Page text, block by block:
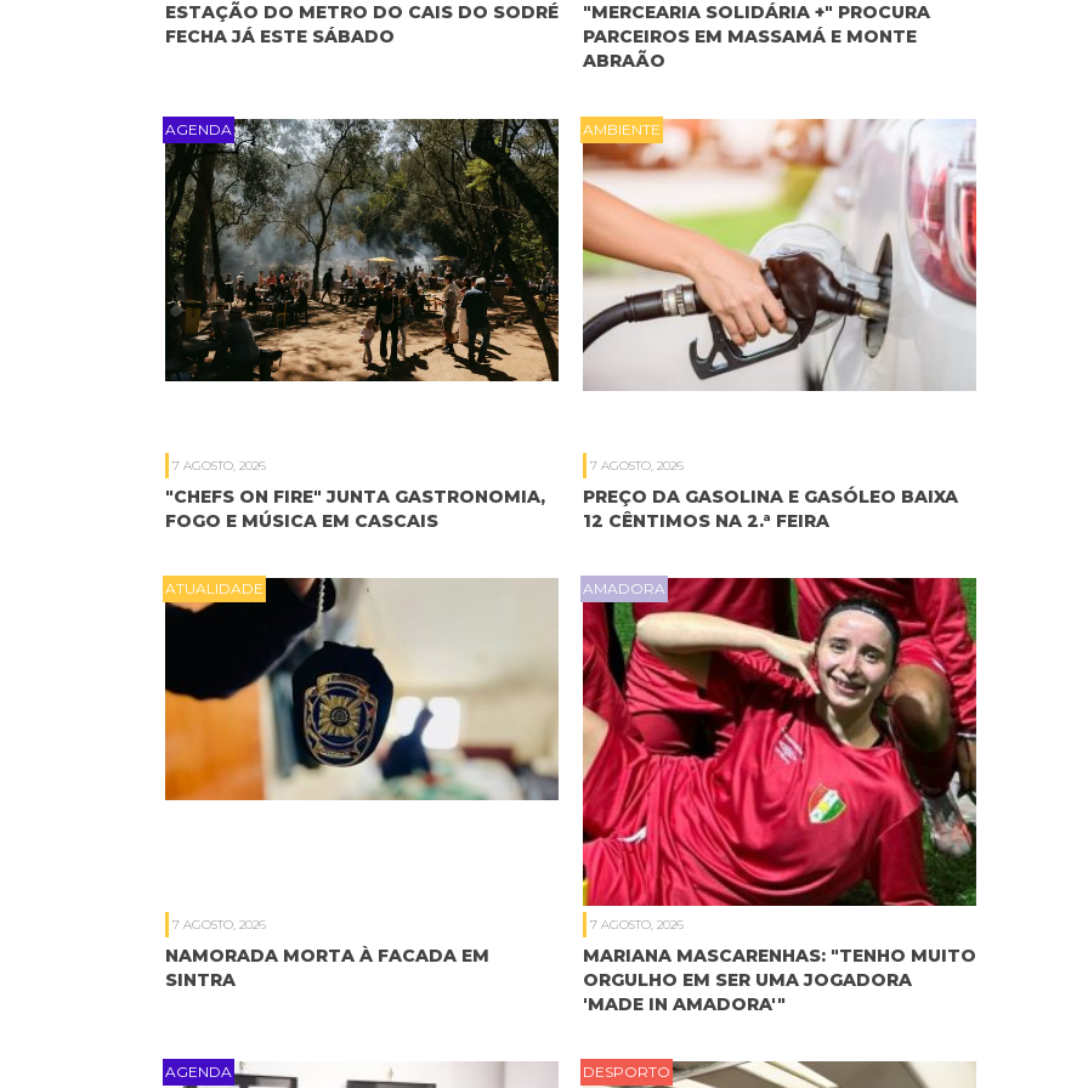
ESTAÇÃO DO METRO DO CAIS DO SODRÉ
FECHA JÁ ESTE SÁBADO
"MERCEARIA SOLIDÁRIA +" PROCURA
PARCEIROS EM MASSAMÁ E MONTE
ABRAÃO
AGENDA
7 AGOSTO, 2026
"CHEFS ON FIRE" JUNTA GASTRONOMIA,
FOGO E MÚSICA EM CASCAIS
AMBIENTE
7 AGOSTO, 2026
PREÇO DA GASOLINA E GASÓLEO BAIXA
12 CÊNTIMOS NA 2.ª FEIRA
ATUALIDADE
7 AGOSTO, 2026
NAMORADA MORTA À FACADA EM
SINTRA
AMADORA
7 AGOSTO, 2026
MARIANA MASCARENHAS: "TENHO MUITO
ORGULHO EM SER UMA JOGADORA
'MADE IN AMADORA'"
AGENDA DESPORTO